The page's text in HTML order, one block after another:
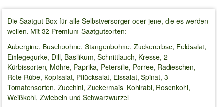
Die Saatgut-Box für alle Selbstversorger oder jene, die es werden
wollen. Mit 32 Premium-Saatgutsorten:
Aubergine, Buschbohne, Stangenbohne, Zuckererbse, Feldsalat,
Einlegegurke, Dill, Basilikum, Schnittlauch, Kresse, 2
Kürbissorten, Möhre, Paprika, Petersilie, Porree, Radieschen,
Rote Rübe, Kopfsalat, Pflücksalat, Eissalat, Spinat, 3
Tomatensorten, Zucchini, Zuckermais, Kohlrabi, Rosenkohl,
Weißkohl, Zwiebeln und Schwarzwurzel